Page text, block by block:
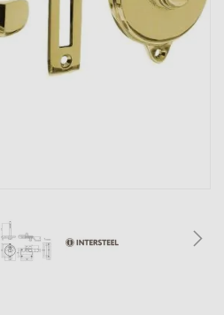
geloven dat een
klanten het